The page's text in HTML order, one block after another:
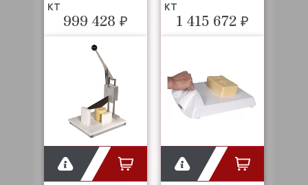
KT
999 428 ₽
KT
1 415 672 ₽